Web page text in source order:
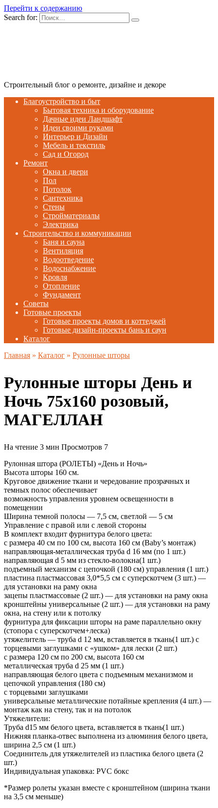
Перейти к содержанию
Search for:
Строительный блог о ремонте, дизайне и декоре
Благоустройство и быт
Бытовая техника и оборудование
Дачные идеи Ландшафт
Идеи своими руками
Интерьер и Дизайн
Мебель и текстиль
Сад и Огород
Ремонт
Окна и двери
Пол
Потолок
Сантехника
Стены
Стройматериалы
Электрика
Строительство и коммуникации
Баня и сауна
Вентиляция
Водоотведение
Водоснабжение
Кровля
Отопление
Фундамент
Советы
Готовые проекты
Готовые проекты домов и коттеджей
Готовые дизайн-проекты бань и саун
Каталог
Главная » Каталог » Рулонные шторы
Рулонные шторы День и
Ночь 75х160 розовый,
МАГЕЛЛАН
На чтение 3 мин Просмотров 7
Рулонная штора (РОЛЕТЫ) «День и Ночь»
Высота шторы 160 см.
Круговое движение ткани и чередование прозрачных и
темных полос обеспечивает
возможность управления уровнем освещенности в
помещении
Ширина темной полосы — 7,5 см, светлой — 5 см
Управление с правой или с левой стороны
В комплект входит фурнитура белого цвета:
с размера 40 см по 100 см, высота 160 см (Baby’s монтаж)
направляющая-металлическая труба d 16 мм (по 1 шт.)
направляющая d 5 мм из стекло-волокна(1 шт.)
подъемный механизм с цепочкой (180 см) управления (1 шт.)
пластина пластмассовая 3,0*5,5 см с суперскотчем (3 шт.) —
для установки на раму окна
зацепы пластмассовые (2 шт.) — для установки на раму окна
кронштейны универсальные (2 шт.) — для установки на раму
окна, на стену или к потолку
фурнитура для фиксации шторы на раме параллельно окну
(стопора с суперскотчем+леска)
утяжелитель — труба d 12 мм, вставляется в ткань(1 шт.) с
торцевыми заглушками с «ушком» для лески (2 шт.)
с размера 120 см по 200 см, высота 160 см
металлическая труба d 25 мм (1 шт.)
направляющая белого цвета с подъемным механизмом и
цепочкой управления (180 см)
с торцевыми заглушками
универсальные металлические потайные крепления (4 шт.) —
монтаж как на стену, так и на потолок
Утяжелители:
Труба d15 мм белого цвета, вставляется в ткань(1 шт.)
Нижняя планка-отвес выполнена из алюминия белого цвета,
ширина 2,5 см (1 шт.)
Соединитель для утяжелителей из пластика белого цвета (2
шт.)
Индивидуальная упаковка: PVC бокс
*Размер ролеты указан вместе с кронштейном (ширина ткани
на 3,5 см меньше)